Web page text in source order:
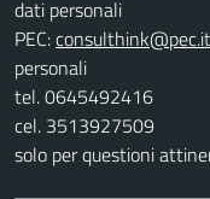
dati personali
PEC:
personali
tel. 0645492416
cel. 3513927509
solo per questioni